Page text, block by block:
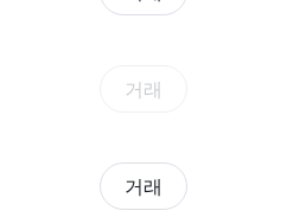
거래
거래